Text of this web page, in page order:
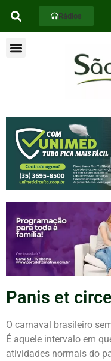
Rádios
Panis et
O carnaval brasileiro
É aquele intervalo em
atividades normais do